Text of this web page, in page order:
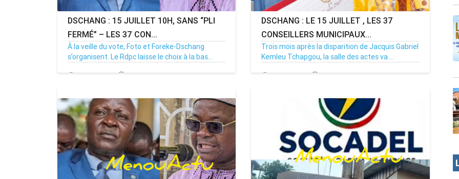
DSCHANG : 15 JUILLET 10H, SANS “PLI
FERMÉ” – LES 37 CON...
À la veille du vote, Foto et Foreke-Dschang
s’organisent. Le Rdpc laisse le choix à la bas...
14/07/26 Par MenouActu 0
DSCHANG : LE 15 JUILLET , LES 37
CONSEILLERS MUNICIPAUX...
Trois mois après la disparition de Jacquis Gabriel
Kemleu Tchapgou, la salle des actes va ...
13/07/26 Par MenouActu 0